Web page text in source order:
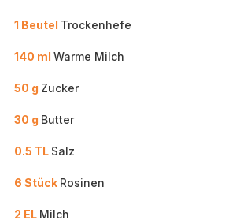
1 Beutel Trockenhefe
140 ml Warme Milch
50 g Zucker
30 g Butter
0.5 TL Salz
6 Stück Rosinen
2 EL Milch